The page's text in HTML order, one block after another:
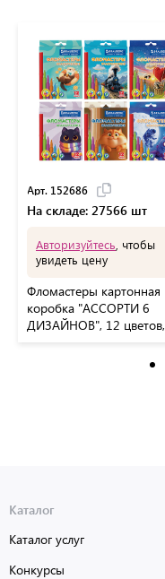
Арт. 152686
На складе: 27566 шт
Авторизуйтесь , чтобы
увидеть цену
Фломастеры картонная
коробка "АССОРТИ 6
ДИЗАЙНОВ", 12 цветов,
Каталог
Каталог услуг
Конкурсы